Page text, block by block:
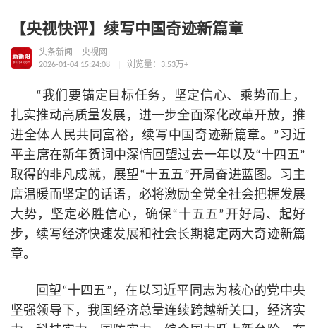
【央视快评】续写中国奇迹新篇章
头条新闻
央视网
2026-01-04 15:24:08
浏览量：3.53万+
“我们要锚定目标任务，坚定信心、乘势而上，
扎实推动高质量发展，进一步全面深化改革开放，推
进全体人民共同富裕，续写中国奇迹新篇章。”习近
平主席在新年贺词中深情回望过去一年以及“十四五”
取得的非凡成就，展望“十五五”开局奋进蓝图。习主
席温暖而坚定的话语，必将激励全党全社会把握发展
大势，坚定必胜信心，确保“十五五”开好局、起好
步，续写经济快速发展和社会长期稳定两大奇迹新篇
章。
回望“十四五”，在以习近平 同志为核心的党中央
坚强领导下，我国经济总量连续跨越新关口，经济实